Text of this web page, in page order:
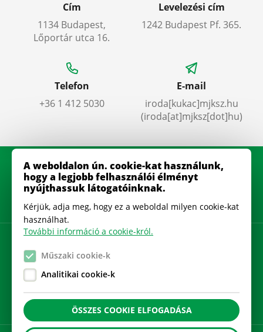
Cím
1134 Budapest,
Lőportár utca 16.
Levelezési cím
1242 Budapest Pf. 365.
Telefon
+36 1 412 5030
E-mail
iroda[kukac]mjksz.hu
(iroda[at]mjksz[dot]hu)
Gyakran Ismételt Kérdések
Cookie beállítások
A weboldalon ún. cookie-kat használunk,
hogy a legjobb felhasználói élményt
nyújthassuk látogatóinknak.
Kérjük, adja meg, hogy ez a weboldal milyen cookie-kat
használhat.
További információ a cookie-król.
Műszaki cookie-k
Analitikai cookie-k
ÖSSZES COOKIE ELFOGADÁSA